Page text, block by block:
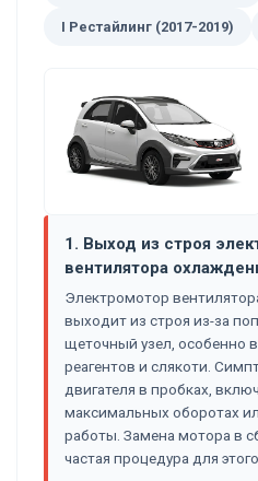
I Рестайлинг (2017-2019)
1. Выход из строя
вентилятора
Электромотор
выходит из строя из-за
щеточный узел, особенно
реагентов и слякоти.
двигателя в пробках,
максимальных оборотах
работы. Замена мотора в
частая процедура для